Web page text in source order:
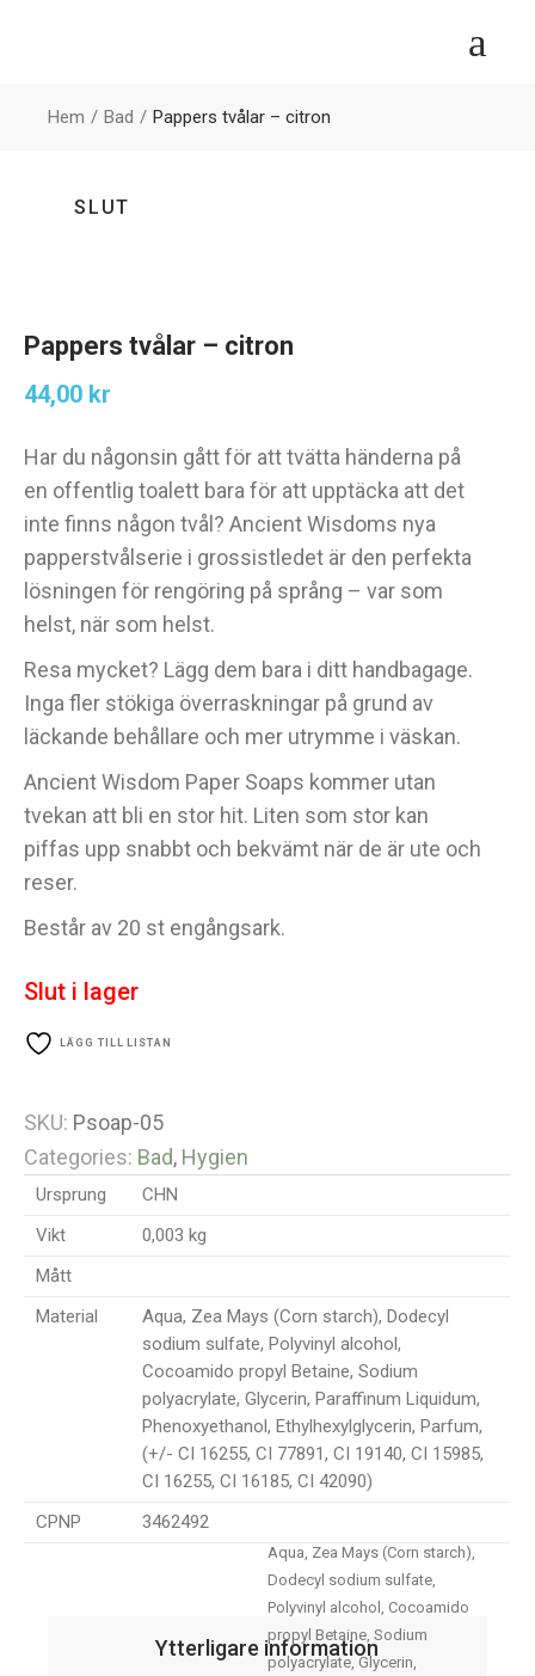
Hem Bad Pappers tvålar – citron
SLUT
Pappers tvålar – citron
44,00 kr
Har du någonsin gått för att tvätta händerna på
en offentlig toalett bara för att upptäcka att det
inte finns någon tvål? Ancient Wisdoms nya
papperstvålserie i grossistledet är den perfekta
lösningen för rengöring på språng – var som
helst, när som helst.
Resa mycket? Lägg dem bara i ditt handbagage.
Inga fler stökiga överraskningar på grund av
läckande behållare och mer utrymme i väskan.
Ancient Wisdom Paper Soaps kommer utan
tvekan att bli en stor hit. Liten som stor kan
piffas upp snabbt och bekvämt när de är ute och
reser.
Består av 20 st engångsark.
Slut i lager
LÄGG TILL LISTAN
SKU: Psoap-05
Categories: Bad, Hygien
Ursprung
CHN
Vikt
0,003 kg
Mått
Material
Aqua, Zea Mays (Corn starch), Dodecyl
sodium sulfate, Polyvinyl alcohol,
Cocoamido propyl Betaine, Sodium
polyacrylate, Glycerin, Paraffinum Liquidum,
Phenoxyethanol, Ethylhexylglycerin, Parfum,
(+/- CI 16255, CI 77891, CI 19140, CI 15985,
CI 16255, CI 16185, CI 42090)
CPNP
3462492
Ytterligare information
Aqua, Zea Mays (Corn starch),
Dodecyl sodium sulfate,
Polyvinyl alcohol, Cocoamido
propyl Betaine, Sodium
polyacrylate, Glycerin,